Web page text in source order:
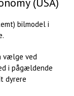
bilmodel i
vælge ved
i pågældende
dyrere